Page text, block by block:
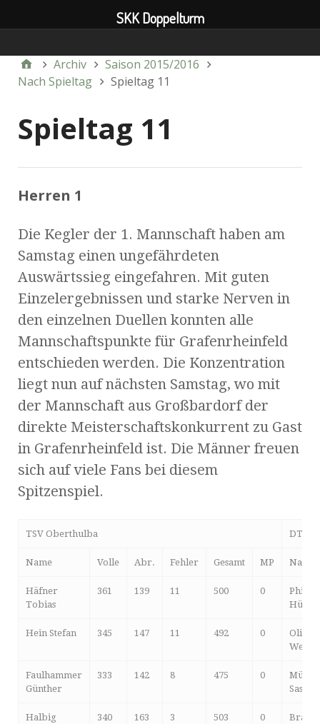
Archiv
Saison 2015/2016
Nach Spieltag
Spieltag 11
Spieltag 11
Herren 1
Die Kegler der 1. Mannschaft haben am
Samstag einen ungefährdeten
Auswärtssieg eingefahren. Mit guten
Einzelergebnissen und starke Nerven in
den einzelnen Duellen konnten alle
Mannschaftspunkte für Grafenrheinfeld
entschieden werden. Die Konzentration
liegt nun auf nächsten Samstag, wo mit
der Mannschaft aus Großbardorf der
direkte Meisterschaftskonkurrent zu Gast
in Grafenrheinfeld ist. Die Männer freuen
sich auf viele Fans bei diesem
Spitzenspiel.
TSV Oberthulba DT
Name Volle Abr. Fehler Gesamt MP Name
Häfner
Tobias
361 139 11 500 0
Hein Stefan 345 147 11 492 0
Oliver
Faulhammer
Günther
333 142 8 475 0
Müller
Sascha
Halbig
340 163 3 503 0
Braun
SKK Doppelturm